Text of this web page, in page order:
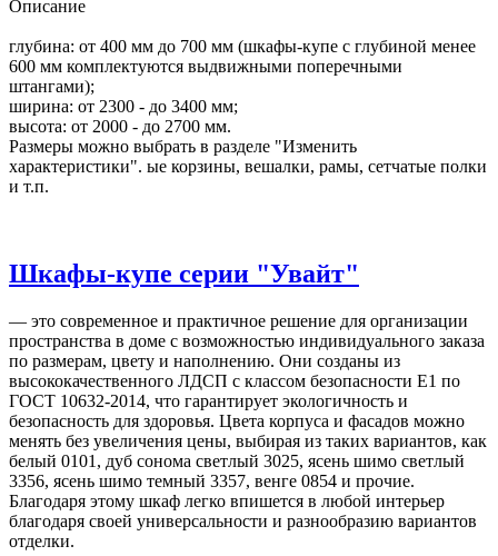
Описание
глубина: от 400 мм до 700 мм (шкафы-купе с глубиной менее
600 мм комплектуются выдвижными поперечными
штангами);
ширина: от 2300 - до 3400 мм;
высота: от 2000 - до 2700 мм.
Размеры можно выбрать в разделе "Изменить
характеристики". ые корзины, вешалки, рамы, сетчатые полки
и т.п.
Шкафы-купе серии "Увайт"
— это современное и практичное решение для организации
пространства в доме с возможностью индивидуального заказа
по размерам, цвету и наполнению. Они созданы из
высококачественного ЛДСП с классом безопасности Е1 по
ГОСТ 10632-2014, что гарантирует экологичность и
безопасность для здоровья. Цвета корпуса и фасадов можно
менять без увеличения цены, выбирая из таких вариантов, как
белый 0101, дуб сонома светлый 3025, ясень шимо светлый
3356, ясень шимо темный 3357, венге 0854 и прочие.
Благодаря этому шкаф легко впишется в любой интерьер
благодаря своей универсальности и разнообразию вариантов
отделки.